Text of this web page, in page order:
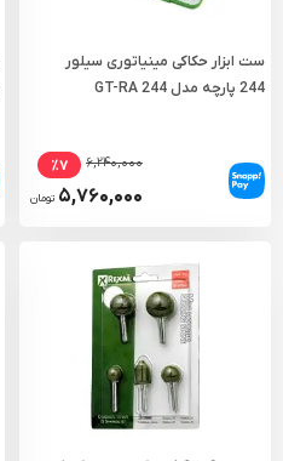
ست ابزار حکاکی مینیاتوری سیلور
244 پارچه مدل GT-RA 244
۶,۲۴۰,۰۰۰ ٪۷
۵,۷۶۰,۰۰۰ تومان